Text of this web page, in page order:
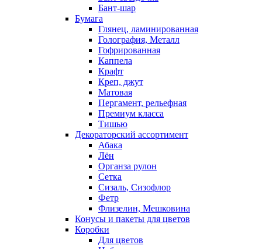
Бант-шар
Бумага
Глянец, ламинированная
Голография, Металл
Гофрированная
Каппела
Крафт
Креп, джут
Матовая
Пергамент, рельефная
Премиум класса
Тишью
Декораторский ассортимент
Абака
Лён
Органза рулон
Сетка
Сизаль, Сизофлор
Фетр
Флизелин, Мешковина
Конусы и пакеты для цветов
Коробки
Для цветов